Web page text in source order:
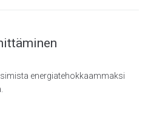
energiatehokkaammaksi